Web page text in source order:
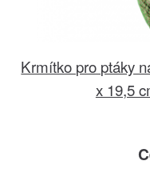
Krmítko pro ptáky
x 19,5